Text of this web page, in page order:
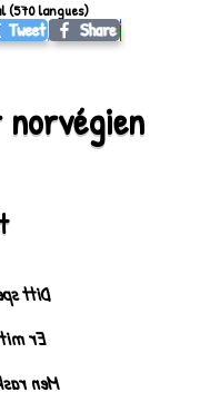
norvégien
dikt
det
(570 langues)